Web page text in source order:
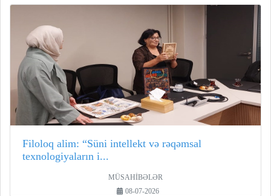
Filoloq alim: “Süni intellekt və rəqəmsal
texnologiyaların i...
MÜSAHİBƏLƏR
08-07-2026